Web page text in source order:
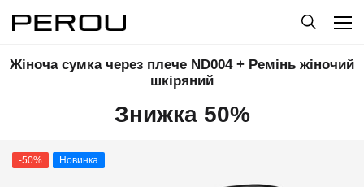
Жіноча сумка через плече ND004 + Ремінь жіночий
шкіряний
Знижка 50%
-50% Новинка